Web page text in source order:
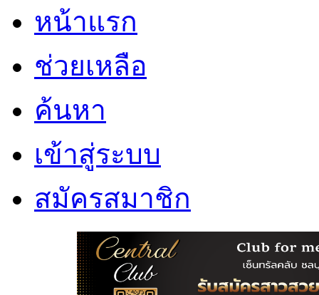
หน้าแรก
ช่วยเหลือ
ค้นหา
เข้าสู่ระบบ
สมัครสมาชิก